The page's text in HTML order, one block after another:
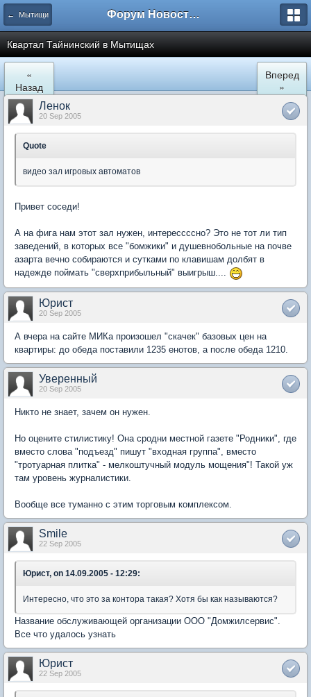
← Мытищи Форум Новостройки
Квартал Тайнинский в Мытищах
«
Назад
Вперед
»
Ленок
20 Sep 2005
Quote
видео зал игровых автоматов
Привет соседи!
А на фига нам этот зал нужен, интерессссно? Это не тот ли тип
заведений, в которых все "бомжики" и душевнобольные на почве
азарта вечно собираются и сутками по клавишам долбят в
надежде поймать "сверхприбыльный" выигрыш....
Юрист
20 Sep 2005
А вчера на сайте МИКа произошел "скачек" базовых цен на
квартиры: до обеда поставили 1235 енотов, а после обеда 1210.
Уверенный
20 Sep 2005
Никто не знает, зачем он нужен.
Но оцените стилистику! Она сродни местной газете "Родники", где
вместо слова "подъезд" пишут "входная группа", вместо
"тротуарная плитка" - мелкоштучный модуль мощения"! Такой уж
там уровень журналистики.
Вообще все туманно с этим торговым комплексом.
Smile
22 Sep 2005
Юрист, on 14.09.2005 - 12:29:
Интересно, что это за контора такая? Хотя бы как называются?
Название обслуживающей организации ООО "Домжилсервис".
Все что удалось узнать
Юрист
22 Sep 2005